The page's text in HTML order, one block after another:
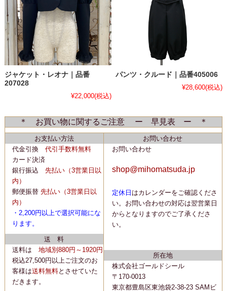
ジャケット・レオナ｜品番
207028
¥22,000(税込)
パンツ・クルード｜品番405006
¥28,600(税込)
＊ お買い物に関するご注意 ー 早見表 ー ＊
お支払い方法
代金引換
代引手数料無料
カード決済
銀行振込
先払い（3営業日以
内）
郵便振替 先払い（3営業日以
内）
・2,200円以上で選択可能にな
ります。
送 料
送料は 地域別880円～1920円
税込27,500円以上ご注文のお
客様は送料無料とさせていた
だきます。
お問い合わせ
お問い合わせ
shop@mihomatsuda.jp
定休日 はカレンダーをご確認くださ
い。 お問い合わせの対応は翌営業日
からとなりますのでご了承くださ
い。
所在地
株式会社ゴールドシール
〒170-0013
東京都豊島区東池袋2-38-23 SAMビ